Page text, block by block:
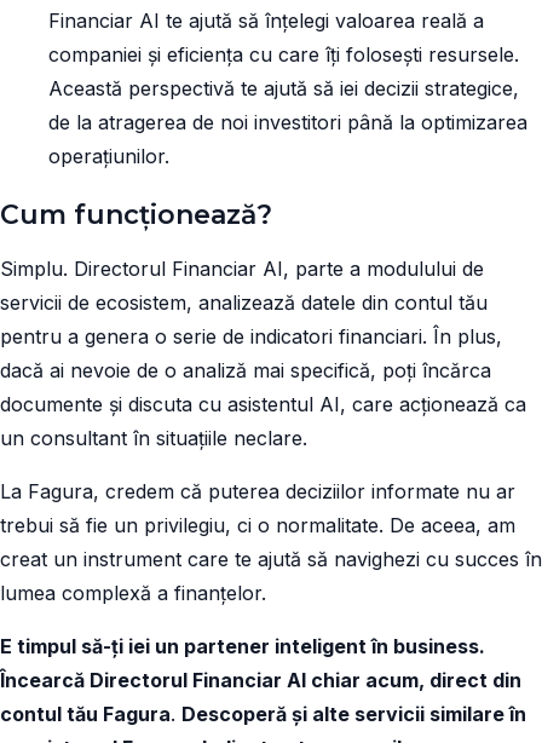
Financiar AI te ajută să înțelegi valoarea reală a
companiei și eficiența cu care îți folosești resursele.
Această perspectivă te ajută să iei decizii strategice,
de la atragerea de noi investitori până la optimizarea
operațiunilor.
Cum funcționează?
Simplu. Directorul Financiar AI, parte a modulului de
servicii de ecosistem, analizează datele din contul tău
pentru a genera o serie de indicatori financiari. În plus,
dacă ai nevoie de o analiză mai specifică, poți încărca
documente și discuta cu asistentul AI, care acționează ca
un consultant în situațiile neclare.
La Fagura, credem că puterea deciziilor informate nu ar
trebui să fie un privilegiu, ci o normalitate. De aceea, am
creat un instrument care te ajută să navighezi cu succes în
lumea complexă a finanțelor.
E timpul să-ți iei un partener inteligent în business.
Încearcă Directorul Financiar AI chiar acum, direct din
contul tău Fagura. Descoperă și alte servicii similare în